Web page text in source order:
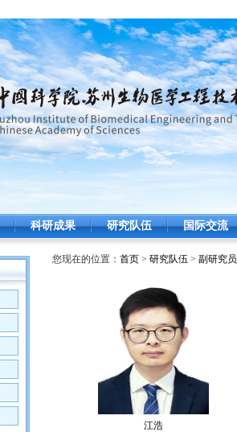
科研成果 研究队伍 国际交流
您现在的位置： 首页 > 研究队伍 > 副研究员
江浩